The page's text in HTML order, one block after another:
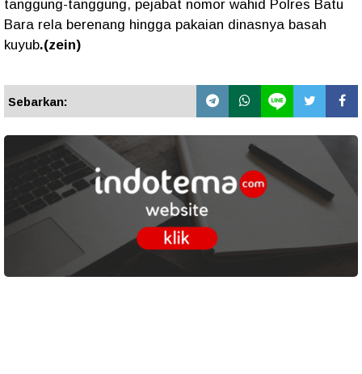
tanggung-tanggung, pejabat nomor wahid Polres Batu
Bara rela berenang hingga pakaian dinasnya basah
kuyub.(zein)
Sebarkan: